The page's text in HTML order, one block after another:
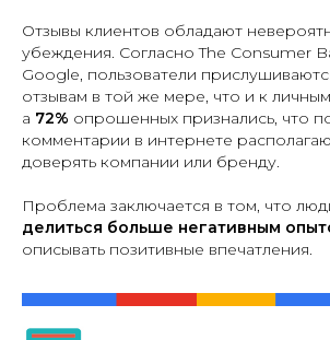
Отзывы клиентов обладают
убеждения. Согласно The Consumer
Google, пользователи
отзывам в той же мере, что и к
а 72% опрошенных признались, что
комментарии в интернете
доверять компании или бренду.
Проблема заключается в том, что
делиться больше негативным
описывать позитивные впечатления.